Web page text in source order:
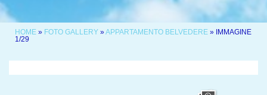
HOME » FOTO GALLERY »APPARTAMENTO BELVEDERE » IMMAGINE
1/29